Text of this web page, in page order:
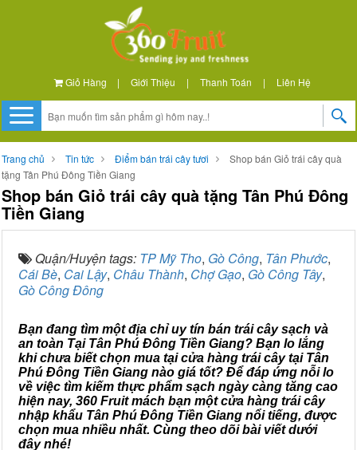
Giỏ Hàng | Giới Thiệu | Thanh Toán | Liên Hệ
Trang chủ Tin tức Điểm bán trái cây tươi
Shop bán Giỏ trái cây quà
tặng Tân Phú Đông Tiền Giang
Shop bán Giỏ trái cây quà tặng Tân Phú Đông
Tiền Giang
Quận/Huyện tags: TP Mỹ Tho, Gò Công, Tân Phước,
Cái Bè, Cai Lậy, Châu Thành, Chợ Gạo, Gò Công Tây,
Gò Công Đông
Bạn đang tìm một địa chỉ uy tín bán trái cây sạch và
an toàn Tại Tân Phú Đông Tiền Giang? Bạn lo lắng
khi chưa biết chọn mua tại cửa hàng trái cây tại Tân
Phú Đông Tiền Giang nào giá tốt? Để đáp ứng nỗi lo
về việc tìm kiếm thực phẩm sạch ngày càng tăng cao
hiện nay, 360 Fruit mách bạn một cửa hàng trái cây
nhập khẩu Tân Phú Đông Tiền Giang nổi tiếng, được
chọn mua nhiều nhất. Cùng theo dõi bài viết dưới
đây nhé!